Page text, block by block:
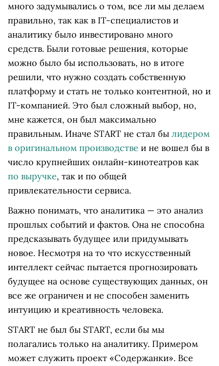
много задумывались о том, все ли мы делаем
правильно, так как в IT-специалистов и
аналитику было инвестировано много
средств. Были готовые решения, которые
можно было бы использовать, но в итоге
решили, что нужно создать собственную
платформу и стать не только контентной, но и
IT-компанией. Это был сложный выбор, но,
мне кажется, он был максимально
правильным. Иначе START не стал бы лидером
в оригинальном производстве и не вошел бы в
число крупнейших онлайн-кинотеатров как
по выручке, так и по общей
привлекательности сервиса.
Важно понимать, что аналитика — это анализ
прошлых событий и фактов. Она не способна
предсказывать будущее или придумывать
новое. Несмотря на то что искусственный
интеллект сейчас пытается прогнозировать
будущее на основе существующих данных, он
все же ограничен и не способен заменить
интуицию и креативность человека.
START не был бы START, если бы мы
полагались только на аналитику. Примером
может служить проект «Содержанки». Все